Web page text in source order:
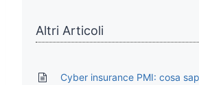
Altri Articoli
Cyber insurance PMI: cosa